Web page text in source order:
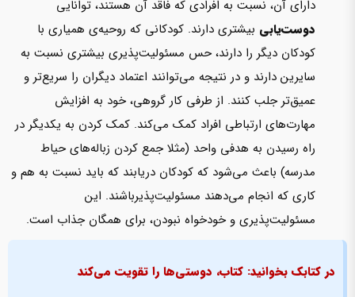
دارای آن، نسبت به افرادی که فاقد آن هستند، توانایی
دوست‌یابی بیشتری دارند. کودکانی که روحیه‌ی همیاری با
کودکان دیگر را دارند، حس مسئولیت‌پذیری بیشتری نسبت به
سایرین دارند و در نتیجه می‌توانند اعتماد دیگران را سریع‌تر و
عمیق‌تر جلب کنند. از طرفی کار گروهی، خود به افزایش
مهارت‌های ارتباطی افراد کمک می‌کند. کمک کردن به یکدیگر در
راه رسیدن به هدفی واحد (مثلا جمع کردن زباله‌های حیاط
مدرسه) باعث می‌شود که کودکان دریابند که باید نسبت به هم و
کاری که انجام می‌دهند مسئولیت‌پذیرباشند. این
مسئولیت‌پذیری و خودخواه نبودن، برای همگان جذاب است.
در کتابک بخوانید: کتاب، دوستی‌ها را تقویت می‌کند